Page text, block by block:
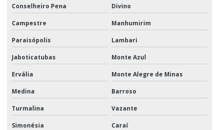
Conselheiro Pena Divino
Campestre Manhumirim
Paraisópolis Lambari
Jaboticatubas Monte Azul
Ervália Monte Alegre de Minas
Medina Barroso
Turmalina Vazante
Simonésia Caraí